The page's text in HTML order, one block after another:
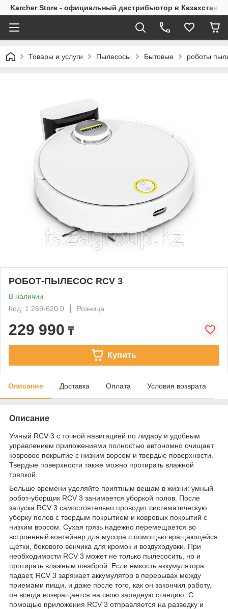
Karcher Store - официальный дистрибьютор в Казахстане
Товары и услуги Пылесосы Бытовые роботы
РОБОТ-ПЫЛЕСОС RCV 3
В наличии
Код: 1.269-620.0
Розница
229 990 ₸
Купить
Описание Доставка Оплата Условия возврата
Описание
Умный RCV 3 с точной навигацией по лидару и удобным
управлением приложениями полностью автономно очищает
ковровое покрытие с низким ворсом и твердые поверхности.
Твердые поверхности также можно протирать влажной
тряпкой.
Больше времени уделяйте приятным вещам в жизни: умный
робот-уборщик RCV 3 занимается уборкой полов. После
запуска RCV 3 самостоятельно проводит систематическую
уборку полов с твердым покрытием и ковровых покрытий с
низким ворсом. Сухая грязь надежно перемещается во
встроенный контейнер для мусора с помощью вращающейся
щетки, бокового венчика для кромок и воздуходувки. При
необходимости RCV 3 может не только пылесосить, но и
протирать влажным шваброй. Если емкость аккумулятора
падает, RCV 3 заряжает аккумулятор в перерывах между
приемами пищи, и даже после того, как он закончил работу,
он всегда возвращается на свою зарядную станцию. С
помощью приложения RCV 3 отправляется на разведку и